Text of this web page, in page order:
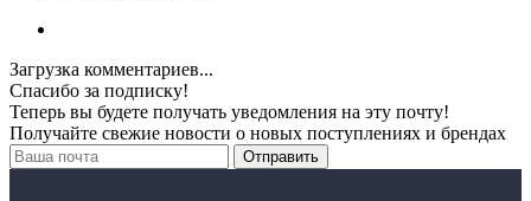
Загрузка комментариев...
Спасибо за подписку!
Теперь вы будете получать уведомления на эту почту!
Получайте свежие новости о новых поступлениях и брендах
Отправить